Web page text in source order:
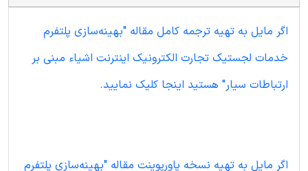
اگر مایل به تهیه ترجمه کامل مقاله "بهینه‌سازی پلتفرم
خدمات لجستیک تجارت الکترونیک اینترنت اشیاء مبنی بر
ارتباطات سیار" هستید اینجا کلیک نمایید.
اگر مایل به تهیه نسخه پاورپوینت مقاله "بهینه‌سازی پلتفرم